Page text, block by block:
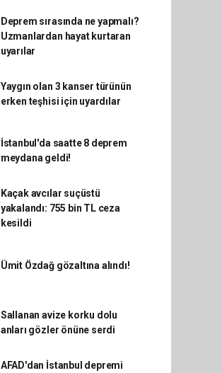
Deprem sırasında ne yapmalı?
Uzmanlardan hayat kurtaran
uyarılar
Yaygın olan 3 kanser türünün
erken teşhisi için uyardılar
İstanbul'da saatte 8 deprem
meydana geldi!
Kaçak avcılar suçüstü
yakalandı: 755 bin TL ceza
kesildi
Ümit Özdağ gözaltına alındı!
Sallanan avize korku dolu
anları gözler önüne serdi
AFAD'dan İstanbul depremi